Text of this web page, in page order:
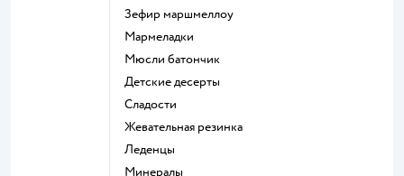
зефир маршмеллоу
мармеладки
мюсли батончик
детские десерты
сладости
жевательная резинка
леденцы
Минералы